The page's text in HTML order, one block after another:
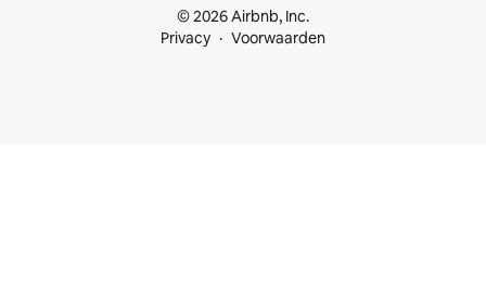
© 2026 Airbnb, Inc.
Privacy
Voorwaarden